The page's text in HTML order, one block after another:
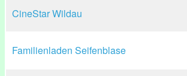
CineStar Wildau
Familienladen Seifenblase